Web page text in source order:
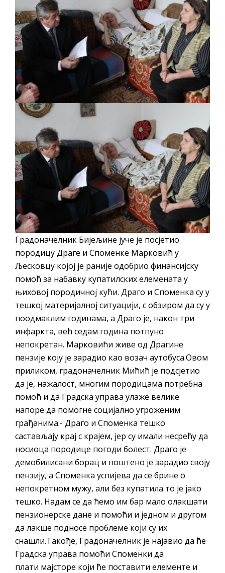
ДОДАТАК ЗА ДЕМОБИЛИСАНЕ БОРЦЕ
ВОЈСКЕ РЕПУБЛИКЕ СРПСКЕ У СТАЊУ
СОЦИЈАЛНЕ ПОТРЕБЕ
Обрасци захтјева за регресирано
гориво доступни од 13. марта до 15.
Захтјев за издавање ПОНОСНЕ КАРТИЦЕ
Обавјештење за предузетника - Вера
ЈАВНИ ПОЗИВ ЗА ПРИЈАВУ
НЕПРОПИСНОГ ОДЛАГАЊА ОТПАДА УЗ
ДОДЈЕЛУ ФИНАНСИЈСКЕ НАГРАДЕ
Градоначелник Бијељине јуче је посјетио
породицу Драге и Споменке Марковић у
Љесковцу којој је раније одобрио финансијску
помоћ за набавку купатилских елемената у
њиховој породичној кући. Драго и Споменка су у
тешкој материјалној ситуацији, с обзиром да су у
поодмаклим годинама, а Драго је, након три
инфаркта, већ седам година потпуно
непокретан. Марковићи живе од Драгине
пензије коју је зарадио као возач аутобуса.Овом
приликом, градоначелник Мићић је подсјетио
да је, нажалост, многим породицама потребна
помоћ и да Градска управа улаже велике
напоре да помогне социјално угроженим
грађанима:- Драго и Споменка тешко
састављају крај с крајем, јер су имали несрећу да
носиоца породице погоди болест. Драго је
демобилисани борац и поштено је зарадио своју
пензију, а Споменка успијева да се брине о
непокретном мужу, али без купатила то је јако
тешко. Надам се да ћемо им бар мало олакшати
пензионерске дане и помоћи и једном и другом
да лакше подносе проблеме који су их
снашли.Такође, Градоначелник је најавио да ће
Градска управа помоћи Споменки да
плати мајсторе који ће поставити елементе и